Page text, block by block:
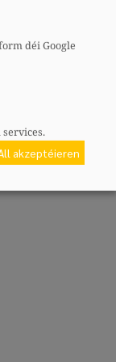
déi Google
akzeptéieren